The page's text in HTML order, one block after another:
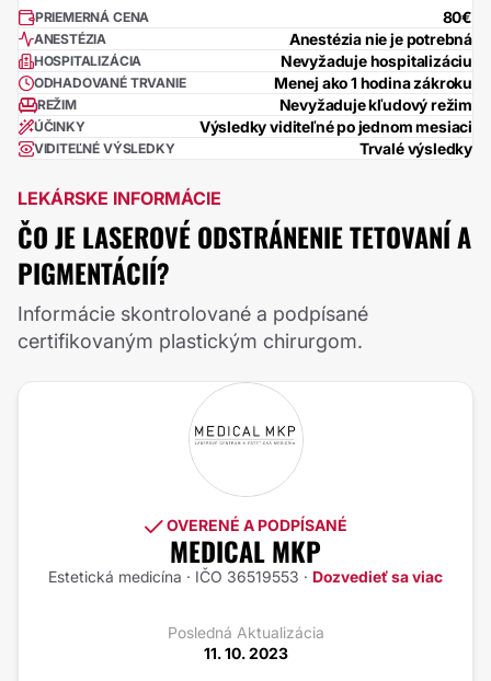
PRIEMERNÁ CENA 80€
ANESTÉZIA Anestézia nie je potrebná
HOSPITALIZÁCIA Nevyžaduje hospitalizáciu
ODHADOVANÉ TRVANIE Menej ako 1 hodina zákroku
REŽIM Nevyžaduje kľudový režim
ÚČINKY Výsledky viditeľné po jednom mesiaci
VIDITEĽNÉ VÝSLEDKY Trvalé výsledky
LEKÁRSKE INFORMÁCIE
ČO JE LASEROVÉ ODSTRÁNENIE TETOVANÍ A
PIGMENTÁCIÍ?
Informácie skontrolované a podpísané
certifikovaným plastickým chirurgom.
OVERENÉ A PODPÍSANÉ
MEDICAL MKP
Estetická medicína · IČO 36519553 · Dozvedieť sa viac
Posledná Aktualizácia
11. 10. 2023